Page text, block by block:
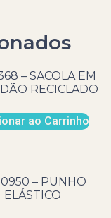
– SACOLA EM
RECICLADO
ao Carrinho
– PUNHO
ELÁSTICO